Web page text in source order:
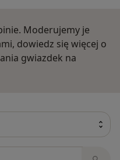
Moderujemy je
dowiedz się więcej o
gwiazdek na